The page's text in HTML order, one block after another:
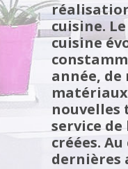
cuisine.
cuisine
année, de
nouvelles
service
créées. Au
dernières